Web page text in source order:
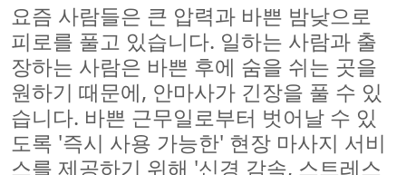
요즘 사람들은 큰 압력과 바쁜 밤낮으로
피로를 풀고 있습니다. 일하는 사람과 출
장하는 사람은 바쁜 후에 숨을 쉬는 곳을
원하기 때문에, 안마사가 긴장을 풀 수 있
습니다. 바쁜 근무일로부터 벗어날 수 있
도록 '즉시 사용 가능한' 현장 마사지 서비
스를 제공하기 위해 '신경 감속, 스트레스